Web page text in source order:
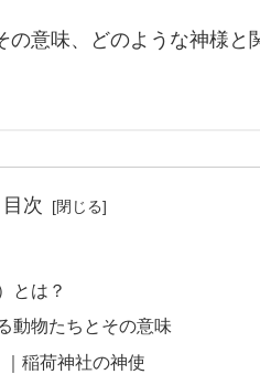
意味、どのような神様と
目次
とは？
動物たちとその意味
稲荷神社の神使